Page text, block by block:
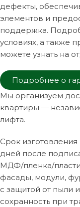
дефекты,
элементов и
поддержка.
условиях, а также
можете узнать на
Подробнее о
Мы организуем
квартиры —
лифта.
Срок
дней после
МДФ/пленка/
фасады, модули,
с защитой от пыли
сохранность при